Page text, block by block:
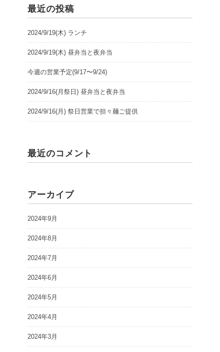
最近の投稿
2024/9/19(木) ランチ
2024/9/19(木) 昼弁当と夜弁当
今週の営業予定(9/17〜9/24)
2024/9/16(月祭日) 昼弁当と夜弁当
2024/9/16(月) 祭日営業で担々麺ご提供
最近のコメント
アーカイブ
2024年9月
2024年8月
2024年7月
2024年6月
2024年5月
2024年4月
2024年3月